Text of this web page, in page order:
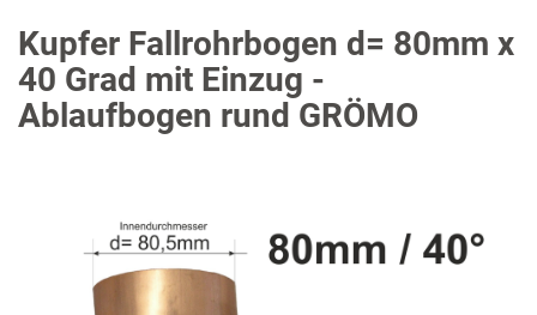
Kupfer Fallrohrbogen d= 80mm x
40 Grad mit Einzug -
Ablaufbogen rund GRÖMO